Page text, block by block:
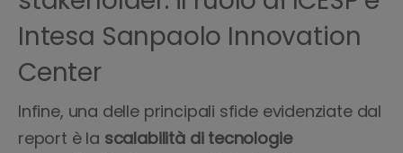
Intesa Sanpaolo Innovation
Center
Infine, una delle principali sfide evidenziate dal
report è la scalabilità di tecnologie